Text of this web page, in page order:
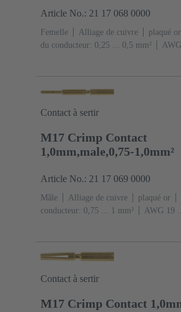
Article No.: 21 17 068 0000
Femelle Alliage de cuivre plaqué or
du conducteur: 0,25 ... 0,5 mm²
Contact à sertir
M17 Crimp Contact
1,0mm,male,0,75-1,0mm²
Article No.: 21 17 069 0000
Mâle Alliage de cuivre plaqué or
conducteur: 0,75 ... 1 mm²
AWG 19
Contact à sertir
M17 Crimp Contact